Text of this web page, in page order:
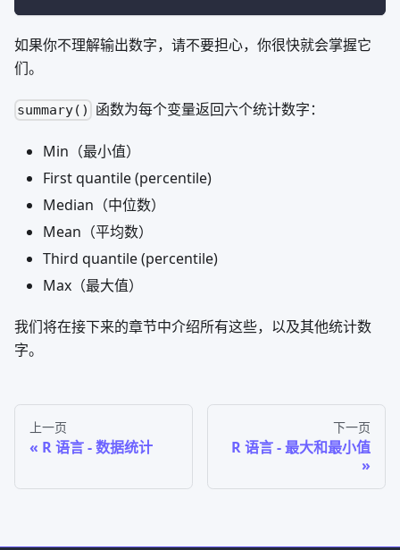
如果你不理解输出数字，请不要担心，你很快就会掌握它
们。
summary() 函数为每个变量返回六个统计数字：
Min（最小值）
First quantile (percentile)
Median（中位数）
Mean（平均数）
Third quantile (percentile)
Max（最大值）
我们将在接下来的章节中介绍所有这些，以及其他统计数
字。
上一页
R 语言 - 数据统计
下一页
R 语言 - 最大和最小值